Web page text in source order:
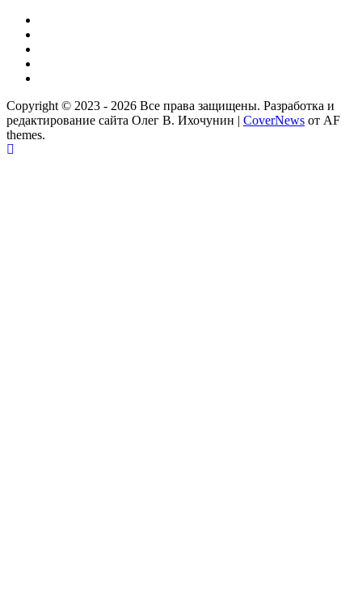
Copyright © 2023 - 2026 Все права защищены. Разработка и
редактирование сайта Олег В. Ихочунин | CoverNews от AF
themes.